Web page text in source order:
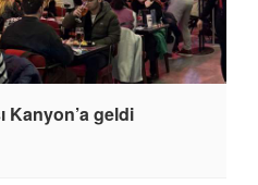
Kanyon’a geldi